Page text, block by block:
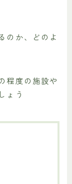
のか、どのよ
程度の施設や
ょう